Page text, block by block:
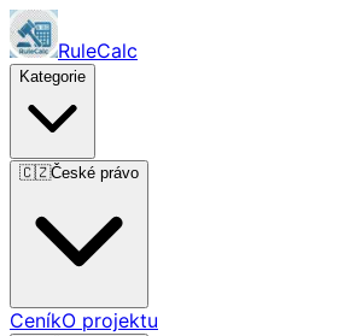
RuleCalc
Kategorie
🇨🇿České právo
CeníkO projektu